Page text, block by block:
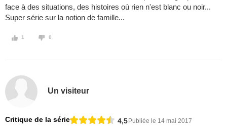
face à des situations, des histoires où rien n'est blanc ou noir...
Super série sur la notion de famille...
1 0
Un visiteur
Critique de la série 4,5Publiée le 14 mai 2017